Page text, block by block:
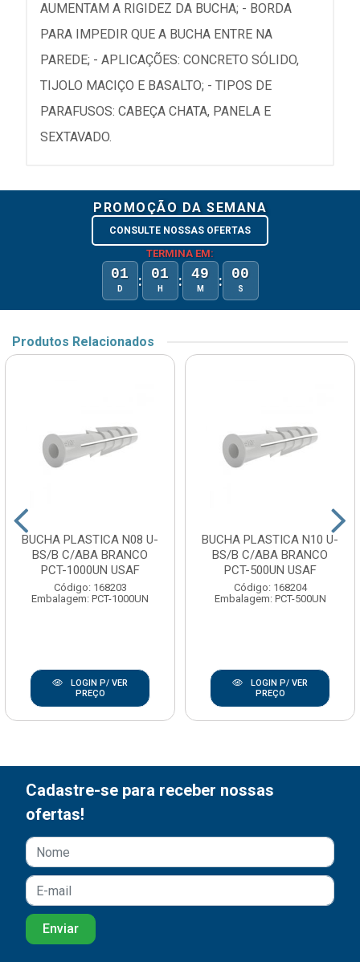
AUMENTAM A RIGIDEZ DA BUCHA; - BORDA
PARA IMPEDIR QUE A BUCHA ENTRE NA
PAREDE; - APLICAÇÕES: CONCRETO SÓLIDO,
TIJOLO MACIÇO E BASALTO; - TIPOS DE
PARAFUSOS: CABEÇA CHATA, PANELA E
SEXTAVADO.
PROMOÇÃO DA SEMANA
CONSULTE NOSSAS OFERTAS
TERMINA EM:
01
D : 01
H : 49
M : 00
S
Produtos Relacionados
BUCHA PLASTICA N08 U-
BS/B C/ABA BRANCO
PCT-1000UN USAF
Código: 168203
Embalagem: PCT-1000UN
LOGIN P/ VER
PREÇO
BUCHA PLASTICA N10 U-
BS/B C/ABA BRANCO
PCT-500UN USAF
Código: 168204
Embalagem: PCT-500UN
LOGIN P/ VER
PREÇO
Cadastre-se para receber nossas
ofertas!